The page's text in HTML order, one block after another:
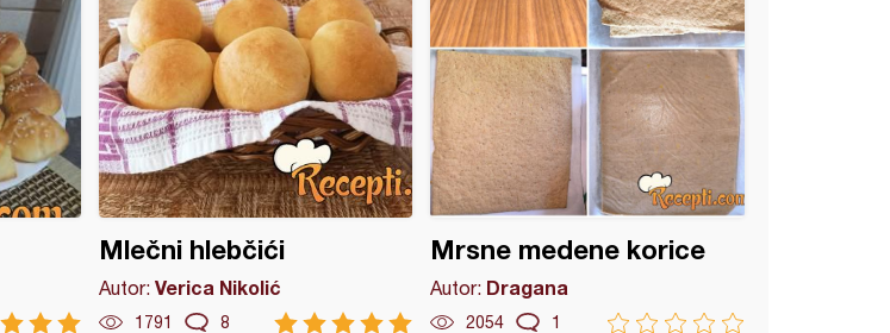
Mlečni hlebčići
Autor: Verica Nikolić
1791 8
Mrsne medene korice
Autor: Dragana
2054 1